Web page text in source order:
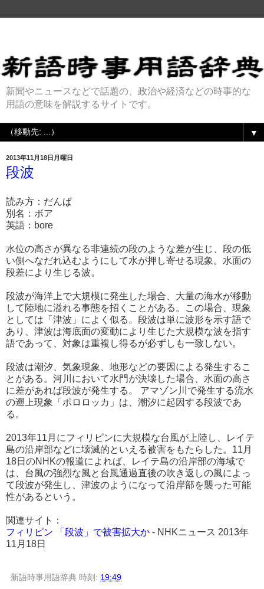
新聞やニュースなどで話題の、政治や経済などの時事的な
用語の意味を解説するサイトです。
▼
2013年11月18日月曜日
段波
読み方：だんぱ
別名：ボア
英語：bore
水位の高さが異なる非連続の段のような差が生じ、段の低
い側へなだれ込むようにして水が押し寄せる現象。水面の
段差により生じる波。
段波が海洋上で大規模に発生した場合、大量の海水が移動
して陸地に溢れる事態を招くことがある。この場合、現象
としては「津波」によく似る。段波は単に波形を示す語で
あり、津波は海底面の変動により生じた大規模な波を指す
語であって、対象は重複し得るが必ずしも一致しない。
段波は潮汐、気象現象、地形などの要因による発生するこ
とがある。河川において水門が決壊した場合、水面の高さ
に差があれば段波が発生する。 アマゾン川で発生する流水
の遡上現象「ポロロッカ」は、潮汐に起因する段波であ
る。
2013年11月にフィリピンに大規模な台風が上陸し、レイテ
島の沿岸部などに壊滅的といえる被害をもたらした。11月
18日のNHKの報道によれば、レイテ島の沿岸部の海域で
は、台風の強烈な風と台風通過直後の吹き返しの風によっ
て段波が発生し、津波のようになって沿岸部を襲った可能
性があるという。
関連サイト：
フィリピン 「段波」で被害拡大か - NHKニュース 2013年
11月18日
新語時事用語辞典 時刻: 19:49